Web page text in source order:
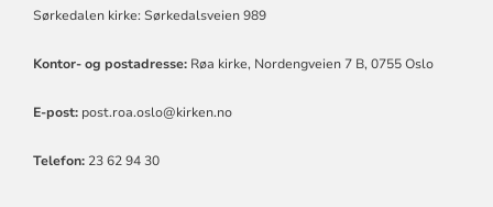
Sørkedalen kirke: Sørkedalsveien 989
Kontor- og postadresse:Røa kirke, Nordengveien 7 B, 0755 Oslo
E-post: post.roa.oslo@kirken.no
Telefon:23 62 94 30